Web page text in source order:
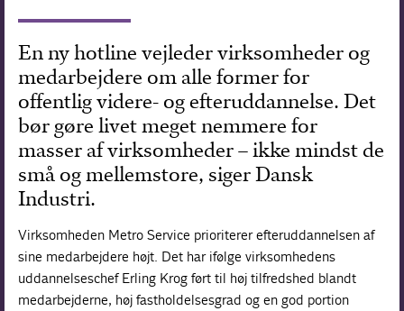
En ny hotline vejleder virksomheder og
medarbejdere om alle former for
offentlig videre- og efteruddannelse. Det
bør gøre livet meget nemmere for
masser af virksomheder – ikke mindst de
små og mellemstore, siger Dansk
Industri.
Virksomheden Metro Service prioriterer efteruddannelsen af
sine medarbejdere højt. Det har ifølge virksomhedens
uddannelseschef Erling Krog ført til høj tilfredshed blandt
medarbejderne, høj fastholdelsesgrad og en god portion